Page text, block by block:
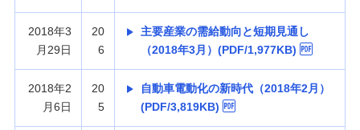
2018年3
月29日
20
6
主要産業の需給動向と短期見通し
（2018年3月）(PDF/1,977KB)
2018年2
月6日
20
5
自動車電動化の新時代（2018年2月）
(PDF/3,819KB)